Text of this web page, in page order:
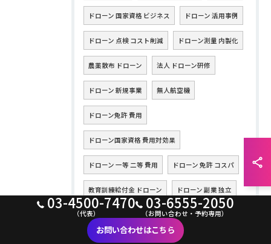
ドローン 国家資格 ビジネス ドローン 活用事例
ドローン 点検 コスト削減 ドローン測量 内製化
農薬散布 ドローン 法人 ドローン研修
ドローン 新規事業 無人航空機
ドローン免許 費用
ドローン国家資格 費用対効果
ドローン 一等 二等 費用 ドローン 免許 コスパ
教育訓練給付金 ドローン ドローン 副業 独立
ドローン 資格 メリット ドローン 助成金
ドローン 補助金 2026
03-4500-7470
（代表）
03-6555-2050
（お問い合わせ・予約専用）
お問い合わせはこちら